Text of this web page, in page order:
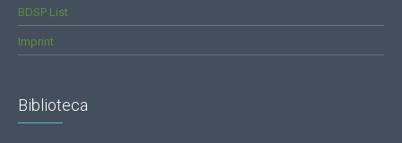
BDSP List
Imprint
Biblioteca